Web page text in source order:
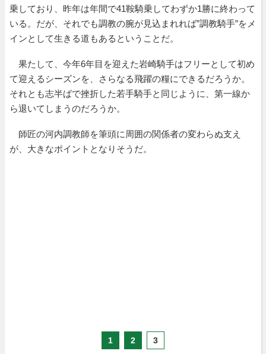
乗しており、昨年は年間で41鞍騎乗してわずか1勝に終わって
いる。だが、それでも調教の腕が見込まれれば”調教騎手”をメ
インとして生きる道もあるということだ。
果たして、今年6年目を迎えた岩崎騎手はフリーとして初め
て迎えるシーズンを、さらなる飛躍の糧にできるだろうか。
それとも志半ばで挫折した若手騎手と同じように、第一線か
ら退いてしまうのだろうか。
師匠の河内調教師を筆頭に周囲の関係者の変わらぬ支え
が、大きなポイントとなりそうだ。
1 2 3